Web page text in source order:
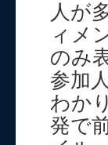
人が
ィメ
のみ
参加
わか
発で